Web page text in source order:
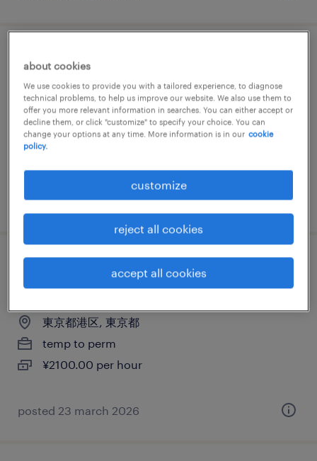
it・web系／流通・サービス系の企画・営業
企画・マーケティング
東京都中央区, 東京都
temp to perm
¥260,000 per month
posted 16 january 2026
it・web系／不動産・建設系／流通・サービ
ス系の広報・宣伝
東京都港区, 東京都
temp to perm
¥2100.00 per hour
posted 23 march 2026
about cookies
We use cookies to provide you with a tailored experience, to diagnose
technical problems, to help us improve our website. We also use them to
offer you more relevant information in searches. You can either accept or
decline them, or click "customize" to specify your choice. You can
change your options at any time. More information is in our cookie
policy.
customize
reject all cookies
accept all cookies